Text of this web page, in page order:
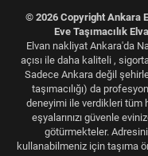
© 2026 Copyright Ankara
Eve Taşımacılık
Elvan nakliyat Ankara'da
açısı ile daha kaliteli ,
Sadece Ankara değil
taşımacılığı) da
deneyimi ile verdikleri tüm
eşyalarınızı güvenle
götürmekteler.
kullanabilmeniz için taşıma